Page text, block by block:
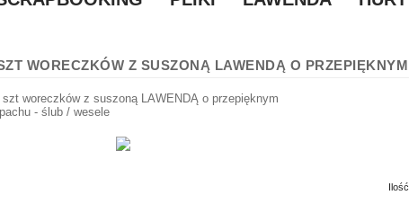
WORECZKÓW Z SUSZONĄ LAWENDĄ O